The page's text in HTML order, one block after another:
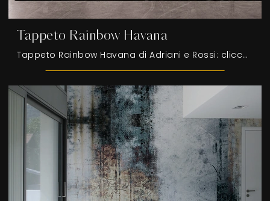
Tappeto Rainbow Havana
Tappeto Rainbow Havana di Adriani e Rossi: clicca e ottieni informazioni sui Complementi e tappeti moderni in tessuto del noto e conosciuto marchio!